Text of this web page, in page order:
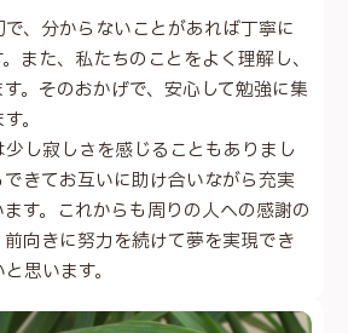
、分からないことがあれば丁寧に
また、私たちのことをよく理解し、
。そのおかげで、安心して勉強に集
。
し寂しさを感じることもありまし
きてお互いに助け合いながら充実
す。これからも周りの人への感謝の
向きに努力を続けて夢を実現でき
思います。